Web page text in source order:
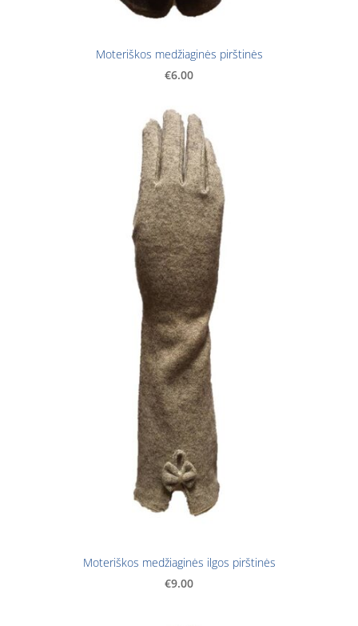
Moteriškos medžiaginės pirštinės
€6.00
Moteriškos medžiaginės ilgos pirštinės
€9.00